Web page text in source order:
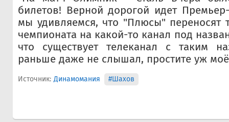
билетов! Верной дорогой идет
мы удивляемся, что "Плюсы" переносят
чемпионата на какой-то канал под
что существует телеканал с таким
раньше даже не слышал, простите уж
Источник: Динамомания #Шахов